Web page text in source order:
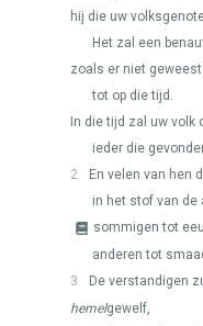
hij die uw
Het zal een
zoals er niet
tot op die tijd.
In die tijd zal uw volk
ieder die
2
En velen van hen
in het stof van de
sommigen tot
anderen tot
3
De verstandigen
hemelgewelf,